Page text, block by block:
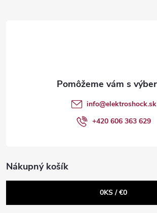
info@elektroshock.sk
+420 606 363 629
Nákupný košík
0KS /€0